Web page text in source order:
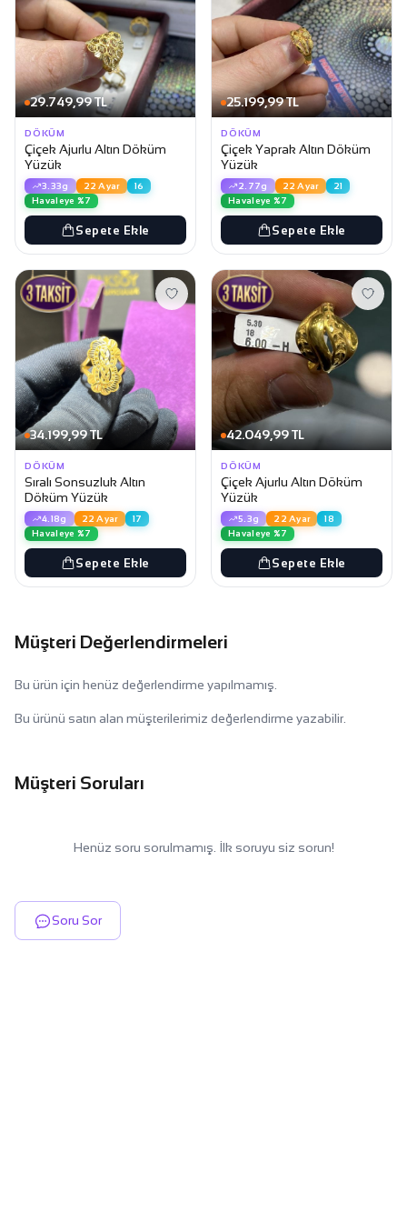
29.749,99 TL
DÖKÜM
Çiçek Ajurlu Altın Döküm
Yüzük
3.33g 22 Ayar
16
Havaleye %7
Sepete Ekle
25.199,99 TL
DÖKÜM
Çiçek Yaprak Altın Döküm
Yüzük
2.77g 22 Ayar
21
Havaleye %7
Sepete Ekle
34.199,99 TL
DÖKÜM
Sıralı Sonsuzluk Altın
Döküm Yüzük
4.18g 22 Ayar
17
Havaleye %7
Sepete Ekle
42.049,99 TL
DÖKÜM
Çiçek Ajurlu Altın Döküm
Yüzük
5.3g 22 Ayar
18
Havaleye %7
Sepete Ekle
Müşteri Değerlendirmeleri
Bu ürün için henüz değerlendirme yapılmamış.
Bu ürünü satın alan müşterilerimiz değerlendirme yazabilir.
Müşteri Soruları
Henüz soru sorulmamış. İlk soruyu siz sorun!
Soru Sor